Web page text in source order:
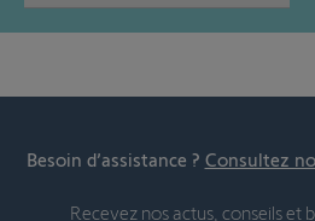
Besoin d’assistance ? Consultez
Recevez nos actus, conseils et